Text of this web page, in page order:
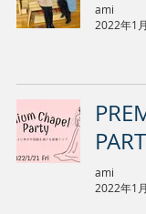
ami
2022年1
ami
2022年1